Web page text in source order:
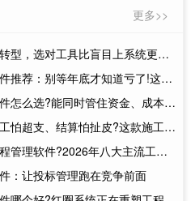
更多>>
，选对工具比盲目上系统更重要
等年底才知道亏了!这套系统让每一分钱都有迹可循
选?能同时管住资金、成本、进度的才靠谱
结算怕扯皮?这款施工成本管理系统一招全解决
软件?2026年八大主流工具深度盘点
：让投标管理跑在竞争前面